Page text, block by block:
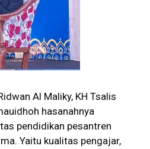
Al Maliky, KH Tsalis
hasanahnya
pendidikan pesantren
Yaitu kualitas pengajar,